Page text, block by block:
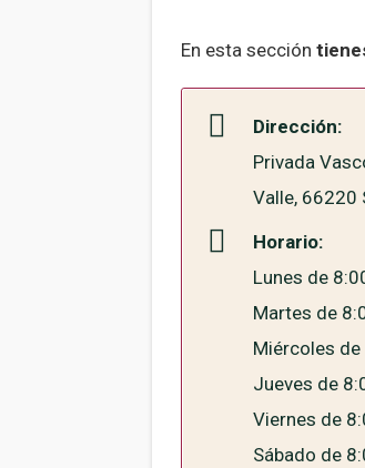
En esta sección
Dirección:
Privada
Valle, 66220
Horario:
Lunes de
Martes de
Miércoles
Jueves de
Viernes de
Sábado de